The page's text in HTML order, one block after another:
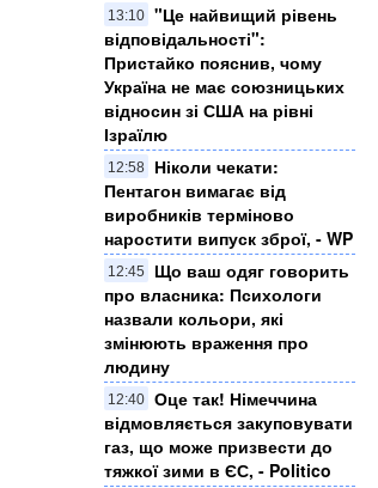
13:10 "Це найвищий рівень
відповідальності":
Пристайко пояснив, чому
Україна не має союзницьких
відносин зі США на рівні
Ізраїлю
12:58
Ніколи чекати:
Пентагон вимагає від
виробників терміново
наростити випуск зброї, - WP
12:45
Що ваш одяг говорить
про власника: Психологи
назвали кольори, які
змінюють враження про
людину
12:40 Оце так! Німеччина
відмовляється закуповувати
газ, що може призвести до
тяжкої зими в ЄС, - Politico